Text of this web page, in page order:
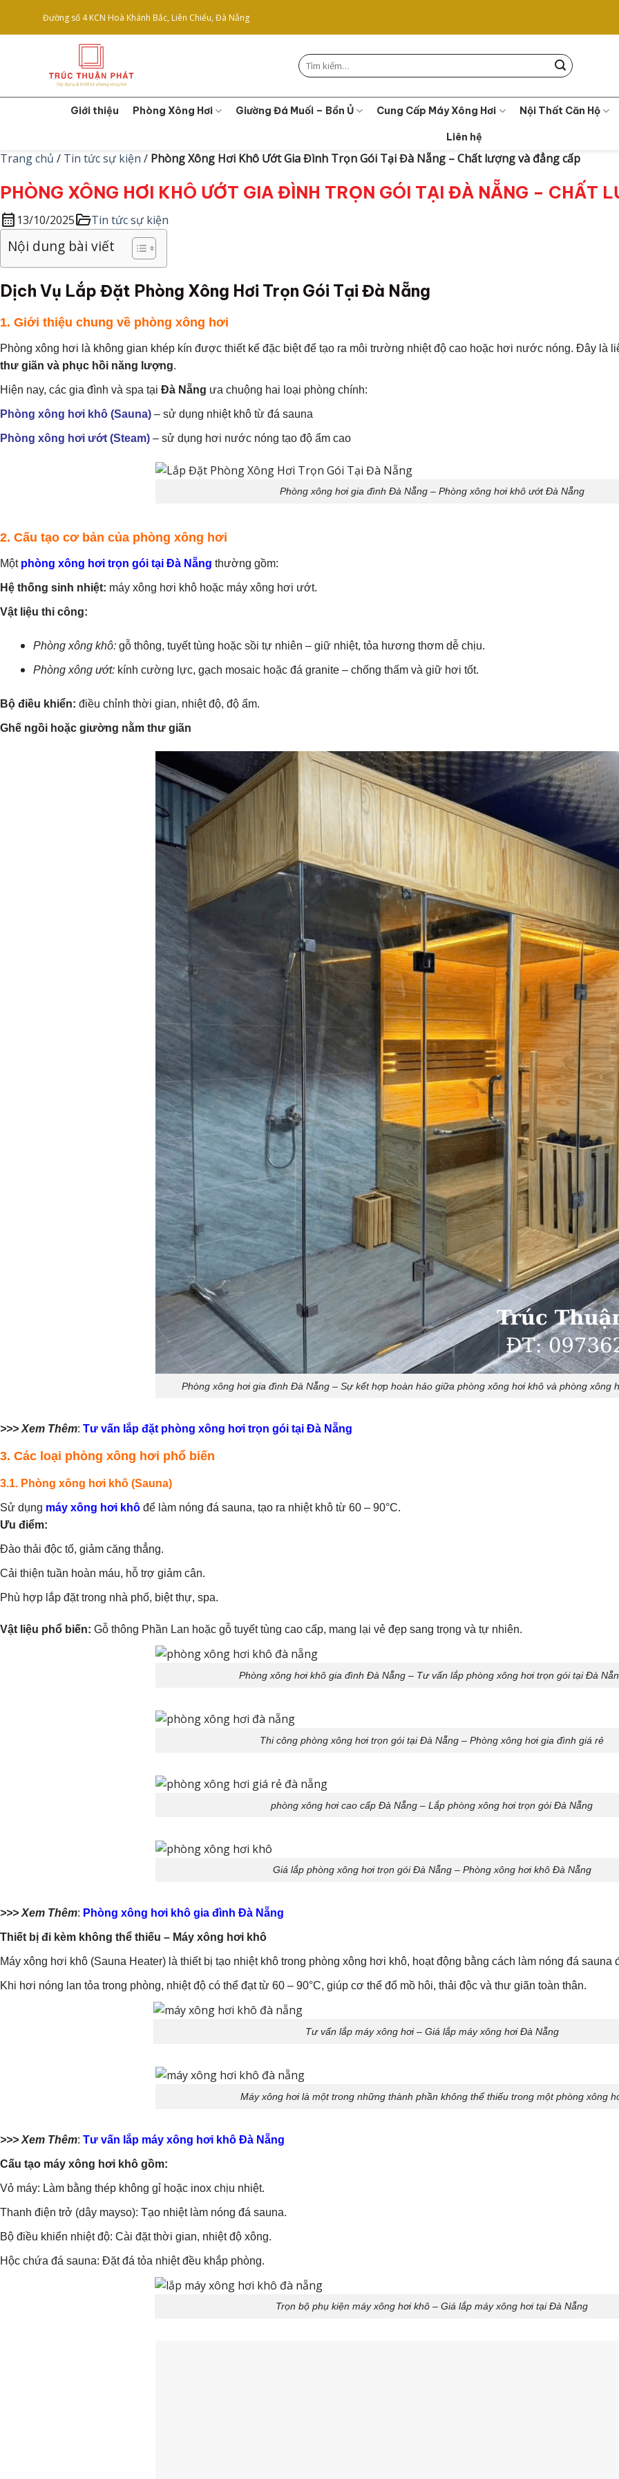
Đường số 4 KCN Hoà Khánh Bắc, Liên Chiểu, Đà Nẵng
Tìm
kiếm:
Giới thiệu Phòng Xông Hơi Giường Đá Muối – Bồn Ủ Cung Cấp Máy Xông Hơi Nội Thất Căn Hộ
Liên hệ
Trang chủ / Tin tức sự kiện / Phòng Xông Hơi Khô Ướt Gia Đình Trọn Gói Tại Đà Nẵng – Chất lượng và đẳng cấp
PHÒNG XÔNG HƠI KHÔ ƯỚT GIA ĐÌNH TRỌN GÓI TẠI ĐÀ NẴNG – CHẤT
calendar_month 13/10/2025folder_openTin tức sự kiện
Nội dung bài viết
Dịch Vụ Lắp Đặt Phòng Xông Hơi Trọn Gói Tại Đà Nẵng
1. Giới thiệu chung về phòng xông hơi
Phòng xông hơi là không gian khép kín được thiết kế đặc biệt để tạo ra môi trường nhiệt độ cao hoặc hơi nước nóng. Đây là
thư giãn và phục hồi năng lượng.
Hiện nay, các gia đình và spa tại Đà Nẵng ưa chuộng hai loại phòng chính:
Phòng xông hơi khô (Sauna) – sử dụng nhiệt khô từ đá sauna
Phòng xông hơi ướt (Steam) – sử dụng hơi nước nóng tạo độ ẩm cao
Phòng xông hơi gia đình Đà Nẵng – Phòng xông hơi khô ướt Đà Nẵng
2. Cấu tạo cơ bản của phòng xông hơi
Một phòng xông hơi trọn gói tại Đà Nẵng thường gồm:
Hệ thống sinh nhiệt: máy xông hơi khô hoặc máy xông hơi ướt.
Vật liệu thi công:
Phòng xông khô: gỗ thông, tuyết tùng hoặc sồi tự nhiên – giữ nhiệt, tỏa hương thơm dễ chịu.
Phòng xông ướt: kính cường lực, gạch mosaic hoặc đá granite – chống thấm và giữ hơi tốt.
Bộ điều khiển: điều chỉnh thời gian, nhiệt độ, độ ẩm.
Ghế ngồi hoặc giường nằm thư giãn
Phòng xông hơi gia đình Đà Nẵng – Sự kết hợp hoàn hảo giữa phòng xông hơi khô và phòng xông
>>> Xem Thêm: Tư vấn lắp đặt phòng xông hơi trọn gói tại Đà Nẵng
3. Các loại phòng xông hơi phổ biến
3.1. Phòng xông hơi khô (Sauna)
Sử dụng máy xông hơi khô để làm nóng đá sauna, tạo ra nhiệt khô từ 60 – 90°C.
Ưu điểm:
Đào thải độc tố, giảm căng thẳng.
Cải thiện tuần hoàn máu, hỗ trợ giảm cân.
Phù hợp lắp đặt trong nhà phố, biệt thự, spa.
Vật liệu phổ biến: Gỗ thông Phần Lan hoặc gỗ tuyết tùng cao cấp, mang lại vẻ đẹp sang trọng và tự nhiên.
Phòng xông hơi khô gia đình Đà Nẵng – Tư vấn lắp phòng xông hơi trọn gói tại Đà
Thi công phòng xông hơi trọn gói tại Đà Nẵng – Phòng xông hơi gia đình giá rẻ
phòng xông hơi cao cấp Đà Nẵng – Lắp phòng xông hơi trọn gói Đà Nẵng
Giá lắp phòng xông hơi trọn gói Đà Nẵng – Phòng xông hơi khô Đà Nẵng
>>> Xem Thêm: Phòng xông hơi khô gia đình Đà Nẵng
Thiết bị đi kèm không thể thiếu – Máy xông hơi khô
Máy xông hơi khô (Sauna Heater) là thiết bị tạo nhiệt khô trong phòng xông hơi khô, hoạt động bằng cách làm nóng đá sauna
Khi hơi nóng lan tỏa trong phòng, nhiệt độ có thể đạt từ 60 – 90°C, giúp cơ thể đổ mồ hôi, thải độc và thư giãn toàn thân.
Tư vấn lắp máy xông hơi – Giá lắp máy xông hơi Đà Nẵng
Máy xông hơi là một trong những thành phần không thể thiếu trong một phòng xông
>>> Xem Thêm: Tư vấn lắp máy xông hơi khô Đà Nẵng
Cấu tạo máy xông hơi khô gồm:
Vỏ máy: Làm bằng thép không gỉ hoặc inox chịu nhiệt.
Thanh điện trở (dây mayso): Tạo nhiệt làm nóng đá sauna.
Bộ điều khiển nhiệt độ: Cài đặt thời gian, nhiệt độ xông.
Hộc chứa đá sauna: Đặt đá tỏa nhiệt đều khắp phòng.
Trọn bộ phụ kiện máy xông hơi khô – Giá lắp máy xông hơi tại Đà Nẵng